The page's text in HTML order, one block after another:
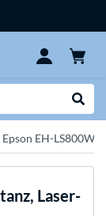
Epson EH-LS800W
Laser-